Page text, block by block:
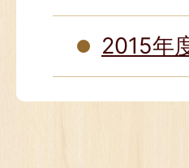
2015年